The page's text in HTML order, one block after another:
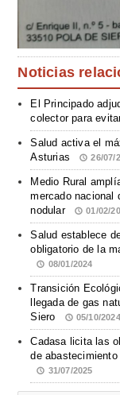
Noticias
El Principado
colector para
Salud activa el
Asturias
26/07/
Medio Rural
mercado nacional
nodular
01/02/
Salud establece
obligatorio de la
08/01/2024
Transición
llegada de gas
Siero
05/10/2024
Cadasa licita las
de
31/07/2025